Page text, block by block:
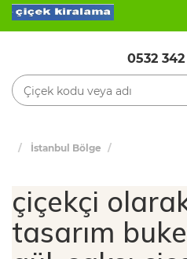
0532
İstanbul Bölge
çiçekçi
tasarım